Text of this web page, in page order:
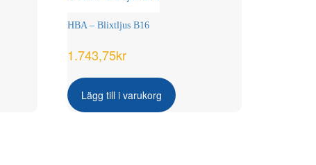
HBA – Blixtljus B16
1.743,75kr
Lägg till i varukorg